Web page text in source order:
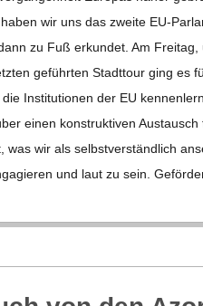
wir uns das zweite EU-
zu Fuß erkun­det. Am
geführ­ten Stadt­tour ging es
Insti­tu­tio­nen der EU
einen kon­struk­ti­ven
was wir als selbst­ver­ständ­lich
und laut zu sein.